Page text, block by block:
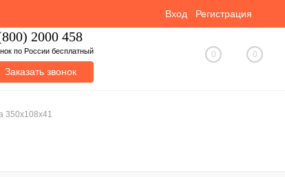
Вход Регистрация
2000 458
по России бесплатный
Заказать звонок
0 0
350x108x41